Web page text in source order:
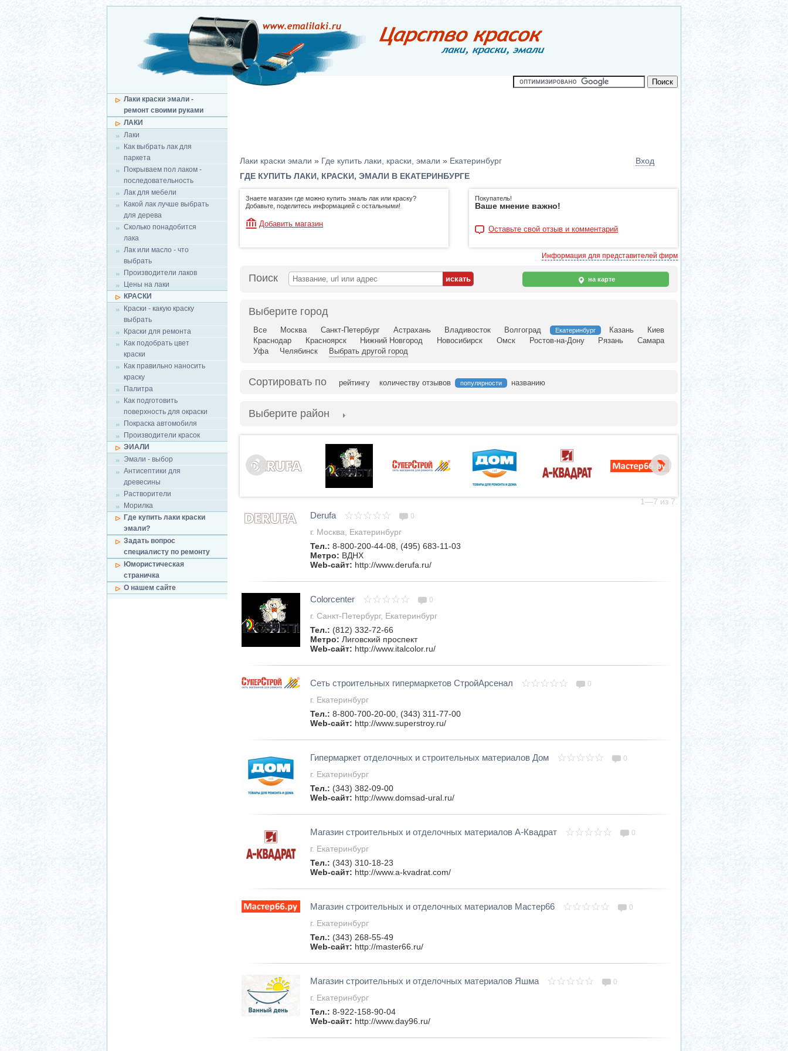
Лаки краски эмали -
ремонт своими руками
ЛАКИ
Лаки
Как выбрать лак для
паркета
Покрываем пол лаком -
последовательность
Лак для мебели
Какой лак лучше выбрать
для дерева
Сколько понадобится
лака
Лак или масло - что
выбрать
Производители лаков
Цены на лаки
КРАСКИ
Краски - какую краску
выбрать
Краски для ремонта
Как подобрать цвет
краски
Как правильно наносить
краску
Палитра
Как подготовить
поверхность для окраски
Покраска автомобиля
Производители красок
ЭИАЛИ
Эмали - выбор
Антисептики для
древесины
Растворители
Морилка
Где купить лаки краски
эмали?
Задать вопрос
специалисту по ремонту
Юмористическая
страничка
О нашем сайте
Лаки краски эмали » Где купить лаки, краски, эмали » Екатеринбург
Вход
ГДЕ КУПИТЬ ЛАКИ, КРАСКИ, ЭМАЛИ В ЕКАТЕРИНБУРГЕ
Знаете магазин где можно купить эмаль лак или краску?
Добавьте, поделитесь информацией с остальными!
Добавить магазин
Покупатель!
Ваше мнение важно!
Оставьте свой отзыв и комментарий
Информация для представителей фирм
Поиск на карте
Выберите город
Все Москва Санкт-Петербург Астрахань Владивосток Волгоград Екатеринбург Казань
Киев
Краснодар
Красноярск Нижний Новгород Новосибирск Омск Ростов-на-Дону Рязань
Самара
Уфа
Челябинск Выбрать другой город
Сортировать по рейтингу количеству отзывов популярности названию
Выберите район
1—7 из 7.
Derufa 0
г. Москва, Екатеринбург
Тел.: 8-800-200-44-08, (495) 683-11-03
Метро: ВДНХ
Web-сайт: http://www.derufa.ru/
Colorcenter 0
г. Санкт-Петербург, Екатеринбург
Тел.: (812) 332-72-66
Метро: Лиговский проспект
Web-сайт: http://www.italcolor.ru/
Сеть строительных гипермаркетов СтройАрсенал 0
г. Екатеринбург
Тел.: 8-800-700-20-00, (343) 311-77-00
Web-сайт: http://www.superstroy.ru/
Гипермаркет отделочных и строительных материалов Дом 0
г. Екатеринбург
Тел.: (343) 382-09-00
Web-сайт: http://www.domsad-ural.ru/
Магазин строительных и отделочных материалов А-Квадрат 0
г. Екатеринбург
Тел.: (343) 310-18-23
Web-сайт: http://www.a-kvadrat.com/
Магазин строительных и отделочных материалов Мастер66 0
г. Екатеринбург
Тел.: (343) 268-55-49
Web-сайт: http://master66.ru/
Магазин строительных и отделочных материалов Яшма 0
г. Екатеринбург
Тел.: 8-922-158-90-04
Web-сайт: http://www.day96.ru/